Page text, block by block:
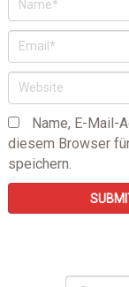
Name, E-Mail-
diesem Browser
speichern.